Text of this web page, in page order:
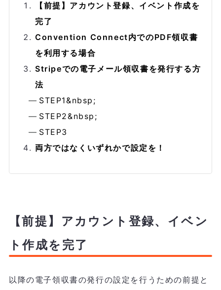
【前提】アカウント登録、イベント作成を
完了
Convention Connect内でのPDF領収書
を利用する場合
Stripeでの電子メール領収書を発行する方
法
STEP1&nbsp;
STEP2&nbsp;
STEP3
両方ではなくいずれかで設定を！
【前提】アカウント登録、イベン
ト作成を完了
以降の電子領収書の発行の設定を行うための前提と